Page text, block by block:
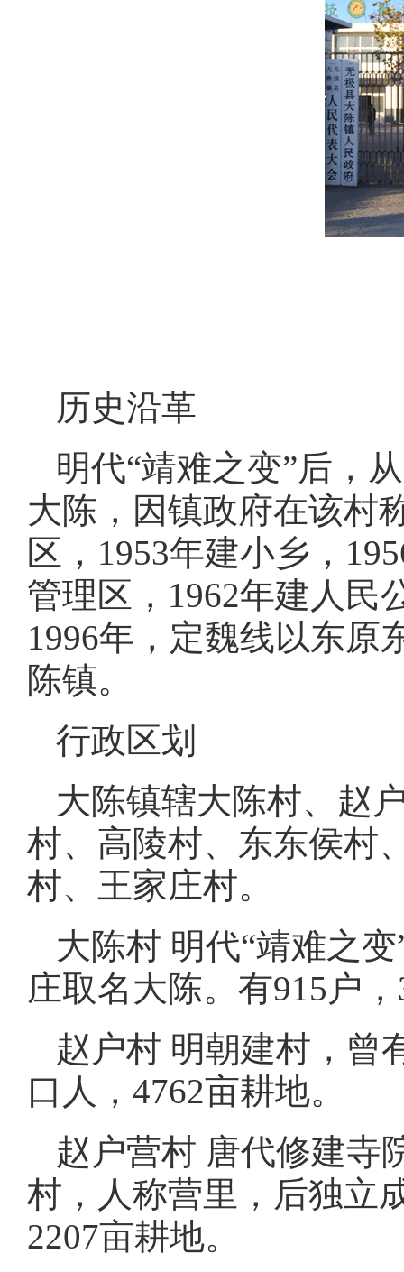
历史沿革
明代“靖难之变”后，
大陈，因镇政府在该村
区，1953年建小乡，
管理区，1962年建人民
1996年，定魏线以东原
陈镇。
行政区划
大陈镇辖大陈村、赵
村、高陵村、东东侯村
村、王家庄村。
大陈村 明代“靖难之
庄取名大陈。有915户
赵户村 明朝建村，曾
口人，4762亩耕地。
赵户营村 唐代修建寺
村，人称营里，后独立
2207亩耕地。